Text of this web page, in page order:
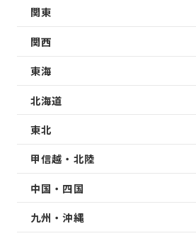
関東
関西
東海
北海道
東北
甲信越・北陸
中国・四国
九州・沖縄